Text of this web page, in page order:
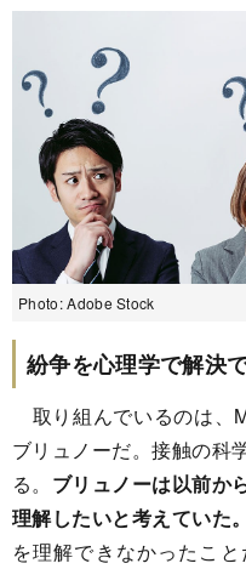
Photo: Adobe Stock
紛争を心理学で解決
取り組んでいるのは、
ブリュノーだ。接触の科
る。 ブリュノーは以前か
理解したいと考えていた。
を理解できなかったこ